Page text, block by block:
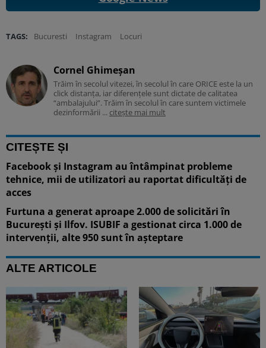
TAGS: Bucuresti Instagram Locuri
Cornel Ghimeșan
Trăim în secolul vitezei, în secolul în care ORICE este la un
click distanța, iar diferențele sunt dictate de calitatea
“ambalajului”. Trăim în secolul în care suntem victimele
dezinformării ... citește mai mult
CITEȘTE ȘI
Facebook și Instagram au întâmpinat probleme
tehnice, mii de utilizatori au raportat dificultăți de
acces
Furtuna a generat aproape 2.000 de solicitări în
București și Ilfov. ISUBIF a gestionat circa 1.000 de
intervenții, alte 950 sunt în așteptare
ALTE ARTICOLE